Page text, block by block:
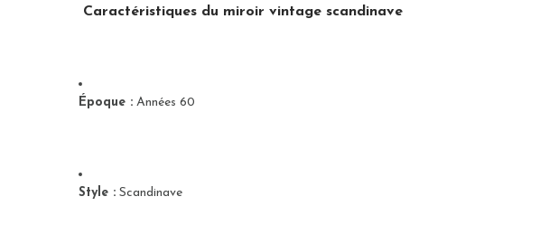
Caractéristiques du miroir vintage scandinave
Époque : Années 60
Style : Scandinave